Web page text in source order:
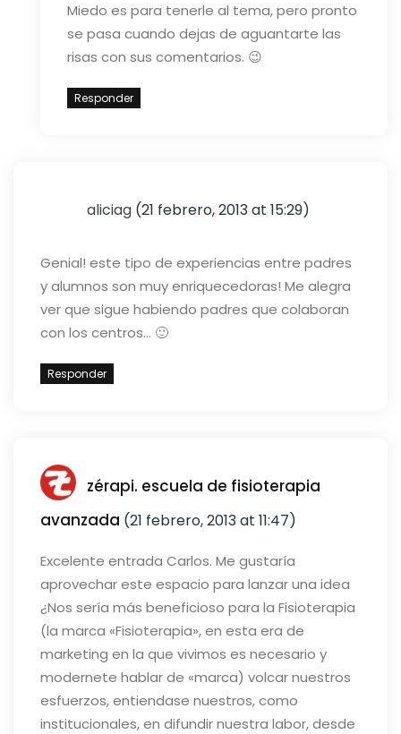
Miedo es para tenerle al tema, pero pronto
se pasa cuando dejas de aguantarte las
risas con sus comentarios. 😉
Responder
aliciag (21 febrero, 2013 at 15:29)
Genial! este tipo de experiencias entre padres
y alumnos son muy enriquecedoras! Me alegra
ver que sigue habiendo padres que colaboran
con los centros… 🙂
Responder
zérapi. escuela de fisioterapia
avanzada (21 febrero, 2013 at 11:47)
Excelente entrada Carlos. Me gustaría
aprovechar este espacio para lanzar una idea
¿Nos sería más beneficioso para la Fisioterapia
(la marca «Fisioterapia», en esta era de
marketing en la que vivimos es necesario y
modernete hablar de «marca) volcar nuestros
esfuerzos, entiendase nuestros, como
institucionales, en difundir nuestra labor, desde